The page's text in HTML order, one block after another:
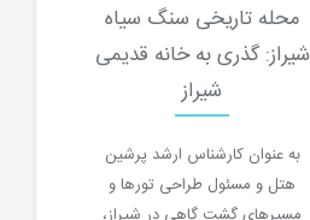
محله تاریخی سنگ سیاه
شیراز: گذری به خانه قدیمی
شیراز
به عنوان کارشناس ارشد پرشین
هتل و مسئول طراحی تورها و